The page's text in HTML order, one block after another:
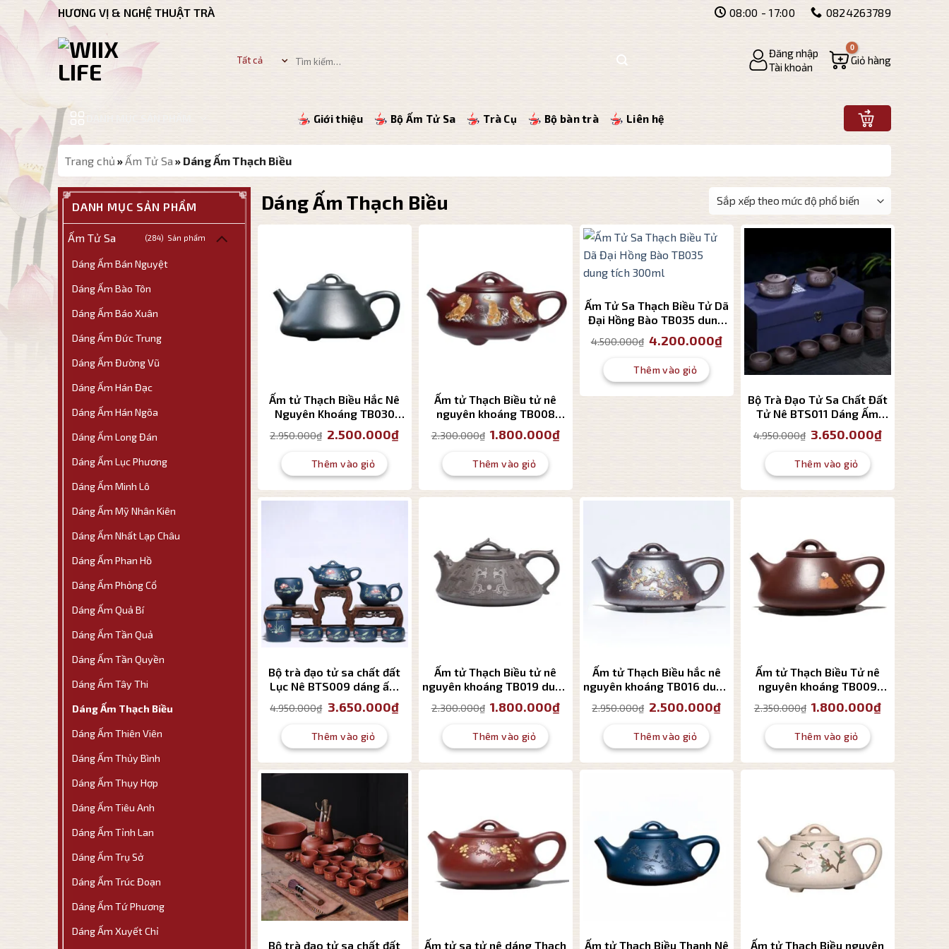
qua
nội
HƯƠNG VỊ & NGHỆ THUẬT TRÀ 08:00 - 17:00 0824263789
kiếm:
Đăng nhập
Tài khoản
Giỏ hàng
Giới thiệu Bộ Ấm Tử Sa Trà Cụ Bộ bàn trà Liên hệ
Trang chủ »Ấm Tử Sa » Dáng Ấm Thạch Biều
DANH MỤC SẢN PHẨM
Ấm Tử Sa (284)
Dáng Ấm Bán Nguyệt
Dáng Ấm Bào Tôn
Dáng Ấm Báo Xuân
Dáng Ấm Đức Trung
Dáng Ấm Đường Vũ
Dáng Ấm Hán Đạc
Dáng Ấm Hán Ngõa
Dáng Ấm Long Đán
Dáng Ấm Lục Phương
Dáng Ấm Minh Lô
Dáng Ấm Mỹ Nhân Kiên
Dáng Ấm Nhất Lạp Châu
Dáng Ấm Phan Hồ
Dáng Ấm Phỏng Cổ
Dáng Ấm Quả Bí
Dáng Ấm Tần Quả
Dáng Ấm Tần Quyền
Dáng Ấm Tây Thi
Dáng Ấm Thạch Biều
Dáng Ấm Thiên Viên
Dáng Ấm Thủy Bình
Dáng Ấm Thụy Hợp
Dáng Ấm Tiêu Anh
Dáng Ấm Tỉnh Lan
Dáng Ấm Trụ Sở
Dáng Ấm Trúc Đoạn
Dáng Ấm Tứ Phương
Dáng Ấm Xuyết Chỉ
Dáng Ấm Thạch Biều
Ấm tử Thạch Biều Hắc Nê
Nguyên Khoáng TB030
dung tích 200ml
2.950.000₫ Giá
gốc
2.950.000₫.
2.500.000₫Giá
2.500.000₫.
Thêm vào giỏ
Ấm tử Thạch Biều tử nê
nguyên khoáng TB008
dung tích 300ml
2.300.000₫ Giá
gốc
2.300.000₫.
1.800.000₫Giá
hiện
Thêm vào giỏ
Ấm Tử Sa Thạch Biều Tử Dã
Đại Hồng Bào TB035 dung
tích 300ml
4.500.000₫ Giá
gốc
4.500.000₫.
4.200.000₫Giá
hiện
4.200.000₫.
Thêm vào giỏ
Bộ Trà Đạo Tử Sa Chất Đất
Tử Nê BTS011 Dáng Ấm
Thạch Biều 9 Món Cao Cấp
4.950.000₫ Giá
gốc
4.950.000₫.
3.650.000₫Giá
Thêm vào giỏ
Bộ trà đạo tử sa chất đất
Lục Nê BTS009 dáng ấm
Thạch Biều 9 món cao cấp
4.950.000₫ Giá
gốc
4.950.000₫.
3.650.000₫Giá
hiện
3.650.000₫.
Thêm vào giỏ
Ấm tử Thạch Biều tử nê
nguyên khoáng TB019 dung
tích 175ml
2.300.000₫ Giá
gốc
2.300.000₫.
1.800.000₫Giá
hiện
1.800.000₫.
Thêm vào giỏ
Ấm tử Thạch Biều hắc nê
nguyên khoáng TB016 dung
tích 220ml
2.950.000₫ Giá
gốc
2.950.000₫.
2.500.000₫Giá
2.500.000₫.
Thêm vào giỏ
Ấm tử Thạch Biều Tử nê
nguyên khoáng TB009
dung tích 220ml
2.350.000₫ Giá
gốc
2.350.000₫.
1.800.000₫Giá
Thêm vào giỏ
Bộ trà đạo tử sa chất đất
Ấm tử sa tử nê dáng Thạch
Ấm tử Thạch Biều Thanh Nê
Ấm tử Thạch Biều nguyên